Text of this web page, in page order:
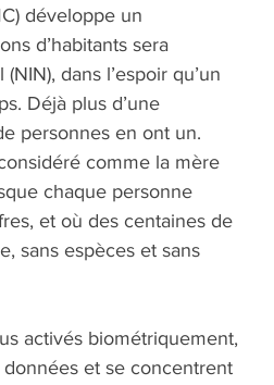
développe un
d’habitants sera
dans l’espoir qu’un
Déjà plus d’une
personnes en ont un.
comme la mère
chaque personne
et où des centaines de
sans espèces et sans
activés biométriquement,
et se concentrent